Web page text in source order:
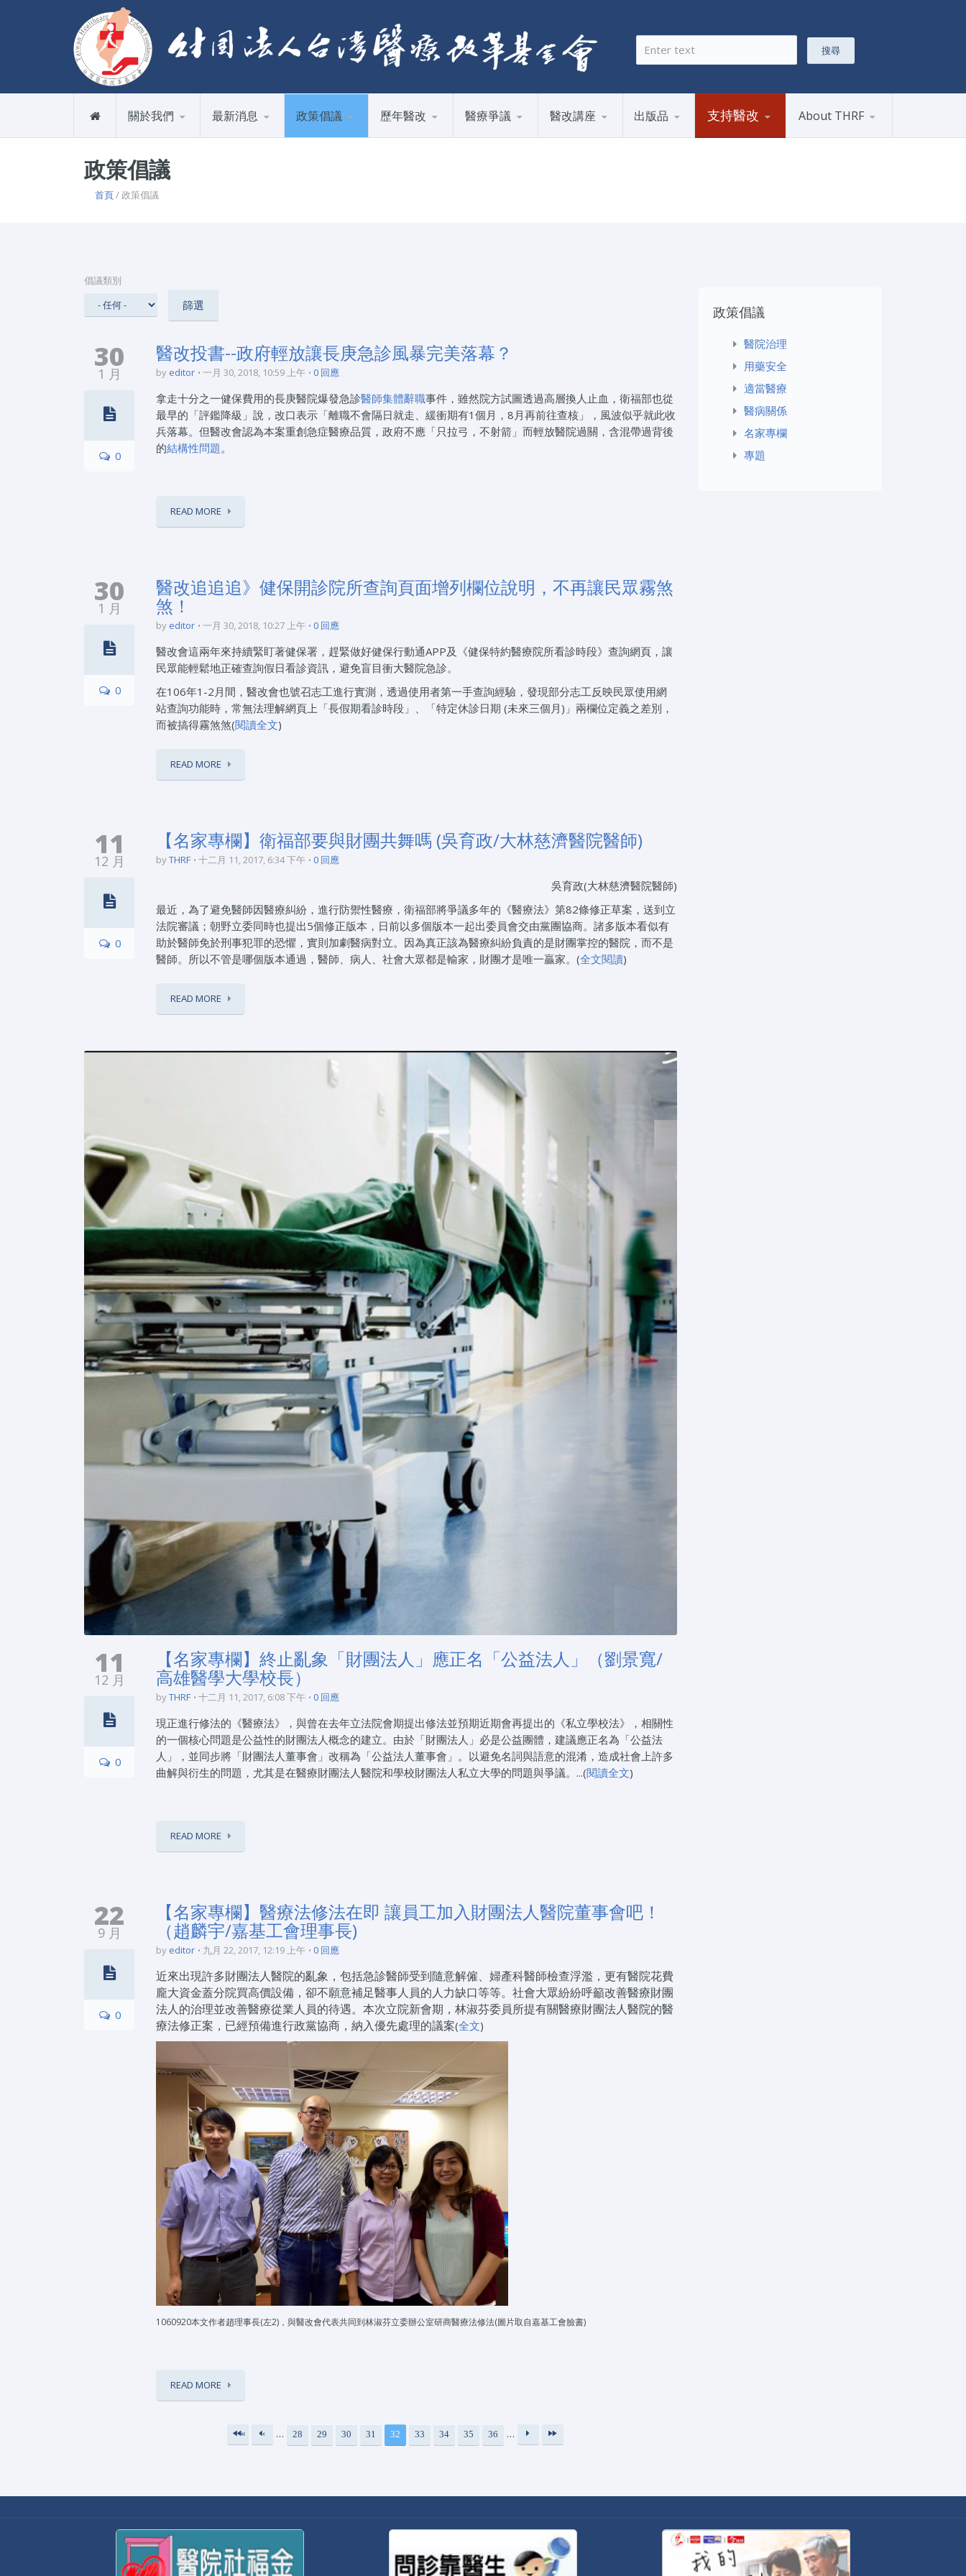
搜尋表單
搜尋
關於我們 最新消息 政策倡議 歷年醫改 醫療爭議 醫改講座 出版品 支持醫改 About THRF
政策倡議
首頁/ 政策倡議
倡議類別
30
1 月
0
醫改投書--政府輕放讓長庚急診風暴完美落幕？
by editor 一月 30, 2018, 10:59 上午 0 回應
拿走十分之一健保費用的長庚醫院爆發急診醫師集體辭職事件，雖然院方試圖透過高層換人止血，衛福部也從
最早的「評鑑降級」說，改口表示「離職不會隔日就走、緩衝期有1個月，8月再前往查核」，風波似乎就此收
兵落幕。但醫改會認為本案重創急症醫療品質，政府不應「只拉弓，不射箭」而輕放醫院過關，含混帶過背後
的結構性問題。
READ MORE
30
1 月
0
醫改追追追》健保開診院所查詢頁面增列欄位說明，不再讓民眾霧煞
煞！
by editor 一月 30, 2018, 10:27 上午 0 回應
醫改會這兩年來持續緊盯著健保署，趕緊做好健保行動通APP及《健保特約醫療院所看診時段》查詢網頁，讓
民眾能輕鬆地正確查詢假日看診資訊，避免盲目衝大醫院急診。
在106年1-2月間，醫改會也號召志工進行實測，透過使用者第一手查詢經驗，發現部分志工反映民眾使用網
站查詢功能時，常無法理解網頁上「長假期看診時段」、「特定休診日期 (未來三個月)」兩欄位定義之差別，
而被搞得霧煞煞(閱讀全文)
READ MORE
11
12 月
0
【名家專欄】衛福部要與財團共舞嗎 (吳育政/大林慈濟醫院醫師)
byTHRF 十二月 11, 2017, 6:34 下午 0 回應
吳育政(大林慈濟醫院醫師)
最近，為了避免醫師因醫療糾紛，進行防禦性醫療，衛福部將爭議多年的《醫療法》第82條修正草案，送到立
法院審議；朝野立委同時也提出5個修正版本，日前以多個版本一起出委員會交由黨團協商。諸多版本看似有
助於醫師免於刑事犯罪的恐懼，實則加劇醫病對立。因為真正該為醫療糾紛負責的是財團掌控的醫院，而不是
醫師。所以不管是哪個版本通過，醫師、病人、社會大眾都是輸家，財團才是唯一贏家。(全文閱讀)
READ MORE
11
12 月
0
【名家專欄】終止亂象「財團法人」應正名「公益法人」（劉景寬/
高雄醫學大學校長）
byTHRF 十二月 11, 2017, 6:08 下午 0 回應
現正進行修法的《醫療法》，與曾在去年立法院會期提出修法並預期近期會再提出的《私立學校法》，相關性
的一個核心問題是公益性的財團法人概念的建立。由於「財團法人」必是公益團體，建議應正名為「公益法
人」，並同步將「財團法人董事會」改稱為「公益法人董事會」。以避免名詞與語意的混淆，造成社會上許多
曲解與衍生的問題，尤其是在醫療財團法人醫院和學校財團法人私立大學的問題與爭議。...(閱讀全文)
READ MORE
22
9 月
0
【名家專欄】醫療法修法在即 讓員工加入財團法人醫院董事會吧！
（趙麟宇/嘉基工會理事長)
by editor 九月 22, 2017, 12:19 上午 0 回應
近來出現許多財團法人醫院的亂象，包括急診醫師受到隨意解僱、婦產科醫師檢查浮濫，更有醫院花費
龐大資金蓋分院買高價設備，卻不願意補足醫事人員的人力缺口等等。社會大眾紛紛呼籲改善醫療財團
法人的治理並改善醫療從業人員的待遇。本次立院新會期，林淑芬委員所提有關醫療財團法人醫院的醫
療法修正案，已經預備進行政黨協商，納入優先處理的議案(全文)
1060920本文作者趙理事長(左2)，與醫改會代表共同到林淑芬立委辦公室研商醫療法修法(圖片取自嘉基工會臉書)
READ MORE
«
‹
… 28 29 30 31 32 33 34 35 36 …
政策倡議
醫院治理
用藥安全
適當醫療
醫病關係
名家專欄
專題